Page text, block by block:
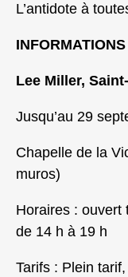
L’antidote à
Lee Miller,
Jusqu’au 29
Chapelle de la
muros)
Horaires : ouvert
de 14 h à 19 h
Tarifs : Plein